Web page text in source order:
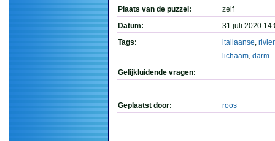
Plaats van de puzzel:
zelf
Datum:
31 juli 2020
Tags:
italiaanse, rivier
lichaam, darm
Gelijkluidende vragen:
Geplaatst door: roos